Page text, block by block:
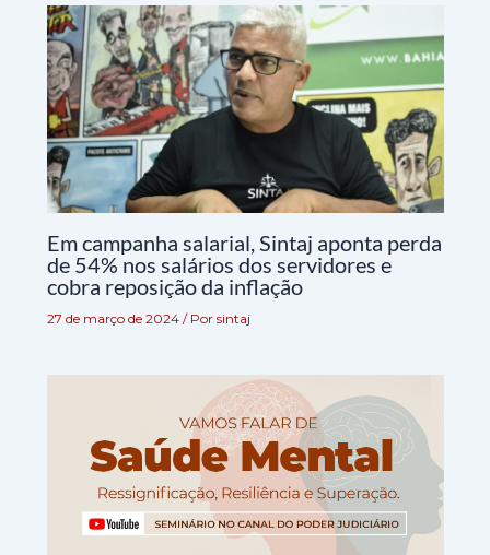
Em campanha salarial, Sintaj aponta perda
de 54% nos salários dos servidores e
cobra reposição da inflação
27 de março de 2024 / Por sintaj